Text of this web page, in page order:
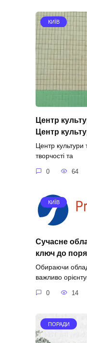
КИЇВ
Центр
Центр
Центр
творчості та
0 64
КИЇВ
Сучасне
ключ до
Обираючи
важливо
0 14
ПОРАДИ